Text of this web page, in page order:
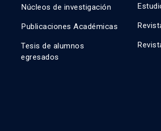
Núcleos de investigación
Publicaciones Académicas
Tesis de alumnos
egresados